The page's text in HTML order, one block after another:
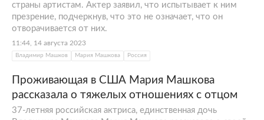
страны артистам. Актер заявил, что испытывает к ним
презрение, подчеркнув, что это не означает, что он
отворачивается от них.
11:44, 14 августа 2023
Владимир Машков Мария Машкова Россия
Проживающая в США Мария Машкова
рассказала о тяжелых отношениях с отцом
37-летняя российская актриса, единственная дочь